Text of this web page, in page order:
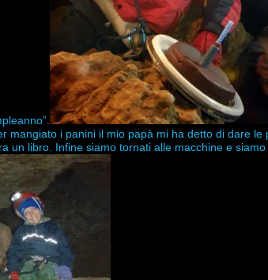
mangiato i panini il mio papà mi ha detto di dare
un libro. Infine siamo tornati alle macchine e